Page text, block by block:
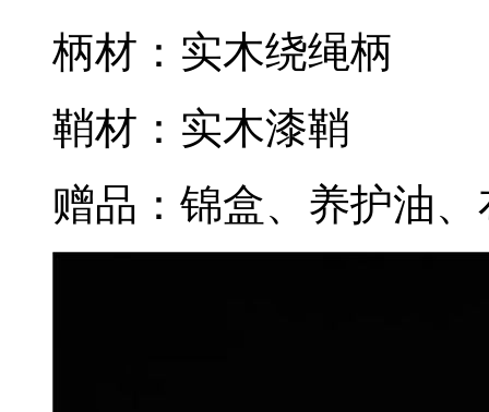
柄材：实木绕绳柄
鞘材：实木漆鞘
赠品：锦盒、养护油、